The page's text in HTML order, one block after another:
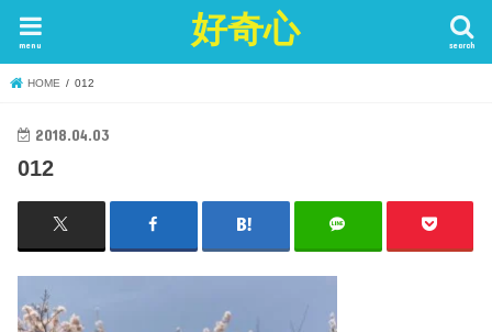
好奇心 search
menu
HOME 012
2018.04.03
012